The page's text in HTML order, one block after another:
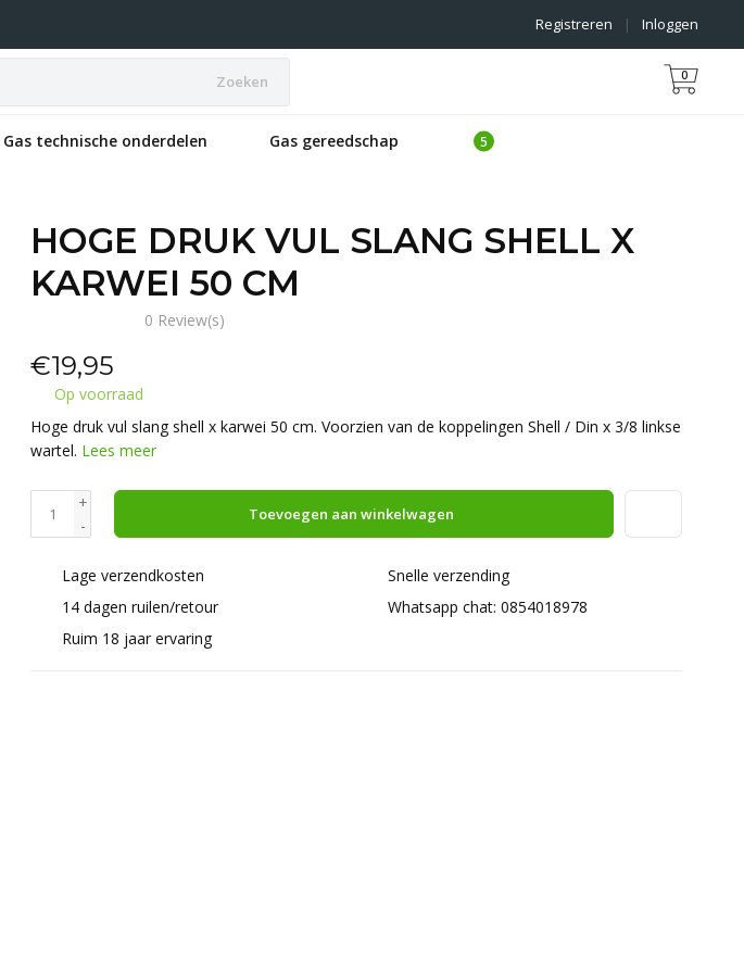
Inloggen
|
Registreren
Zoeken 0
Gas technische onderdelen Gas gereedschap
HOGE DRUK VUL SLANG SHELL X
KARWEI 50 CM
0 Review(s)
€19,95
Op voorraad
Hoge druk vul slang shell x karwei 50 cm. Voorzien van de koppelingen Shell / Din x 3/8 linkse
wartel. Lees meer
+
-
Toevoegen aan winkelwagen
Lage verzendkosten
Snelle verzending
14 dagen ruilen/retour
Whatsapp chat: 0854018978
Ruim 18 jaar ervaring